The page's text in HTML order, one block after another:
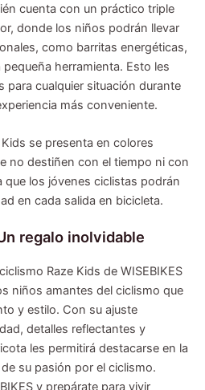
cuenta con un práctico triple
donde los niños podrán llevar
como barritas energéticas,
herramienta. Esto les
para cualquier situación durante
más conveniente.
se presenta en colores
no destiñen con el tiempo ni con
que los jóvenes ciclistas podrán
en cada salida en bicicleta.
regalo inolvidable
Raze Kids de WISEBIKES
niños amantes del ciclismo que
y estilo. Con su ajuste
detalles reflectantes y
les permitirá destacarse en la
su pasión por el ciclismo.